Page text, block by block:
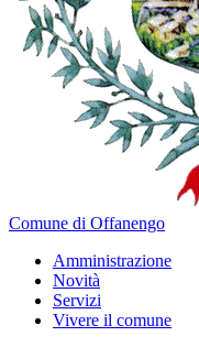
Comune di Offanengo
Amministrazione
Novità
Servizi
Vivere il comune